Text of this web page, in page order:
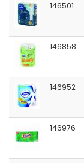
146501
146858
146952
146976